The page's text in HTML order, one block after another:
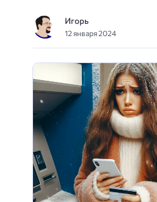
Игорь
12 января 2024